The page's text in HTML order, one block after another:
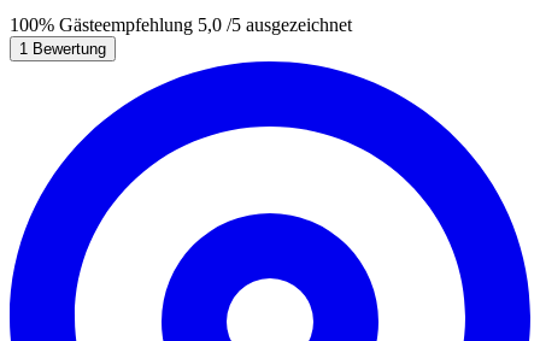
100% Gästeempfehlung 5,0 /5 ausgezeichnet
1 Bewertung